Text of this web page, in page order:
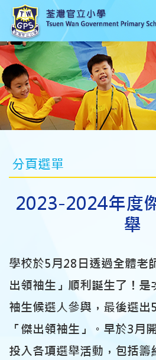
分頁選單
2023-2024年度
舉
學校於5月28日透過全體老
出領袖生」順利誕生了！
袖生候選人參與，最後選出
「傑出領袖生」。早於3月
投入各項選舉活動，包括籌